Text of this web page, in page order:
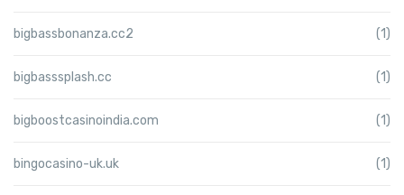
bigbassbonanza.cc2 (1)
bigbasssplash.cc (1)
bigboostcasinoindia.com (1)
bingocasino-uk.uk (1)